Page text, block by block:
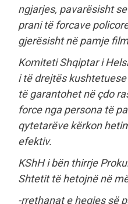
ngjarjes, pavarësisht
prani të forcave
gjerësisht në pamje
Komiteti Shqiptar i
i të drejtës
të garantohet në çdo
force nga persona të
qytetarëve kërkon
efektiv.
KShH i bën thirrje
Shtetit të hetojnë në
-rrethanat e heqjes së